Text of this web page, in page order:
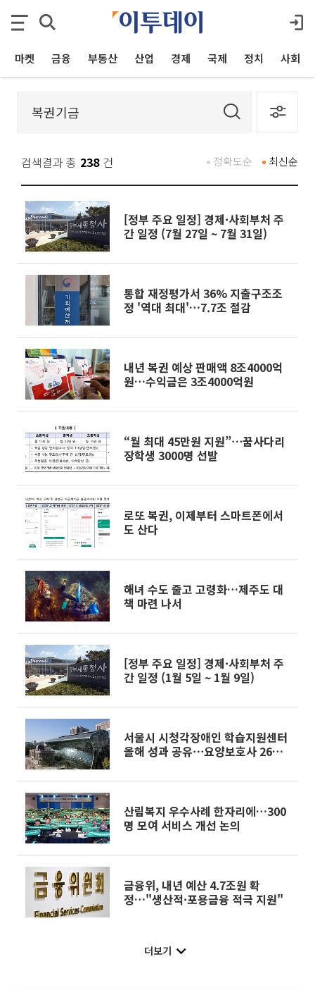
마켓 금융 부동산 산업 경제 국제 정치 사회
검색결과 총 238 건 최신순
정확도순
[정부 주요 일정] 경제·사회부처 주
간 일정 (7월 27일 ~ 7월 31일)
통합 재정평가서 36% 지출구조조
정 '역대 최대'…7.7조 절감
내년 복권 예상 판매액 8조4000억
원…수익금은 3조4000억원
“월 최대 45만원 지원”⋯꿈사다리
장학생 3000명 선발
로또 복권, 이제부터 스마트폰에서
도 산다
해녀 수도 줄고 고령화…제주도 대
책 마련 나서
[정부 주요 일정] 경제·사회부처 주
간 일정 (1월 5일 ~ 1월 9일)
서울시 시청각장애인 학습지원센터
올해 성과 공유⋯요양보호사 26명
산림복지 우수사례 한자리에…300
명 모여 서비스 개선 논의
금융위, 내년 예산 4.7조원 확
정…"생산적·포용금융 적극 지원"
더보기